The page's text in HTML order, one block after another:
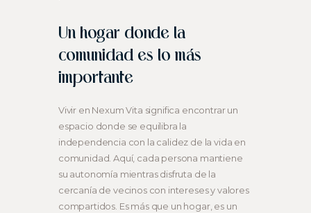
Un hogar donde la
comunidad es lo más
importante
Vivir en Nexum Vita significa encontrar un
espacio donde se equilibra la
independencia con la calidez de la vida en
comunidad. Aquí, cada persona mantiene
su autonomía mientras disfruta de la
cercanía de vecinos con intereses y valores
compartidos. Es más que un hogar, es un